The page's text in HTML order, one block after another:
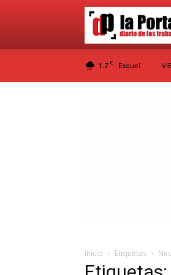
1.7 C Esquel
Inicio Etiquetas